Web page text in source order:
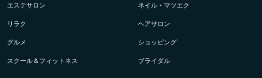
エステサロン ネイル・マツエク
リラク ヘアサロン
グルメ ショッピング
スクール＆フィットネス ブライダル